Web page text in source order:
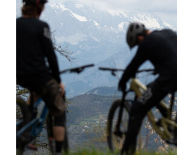
peuvent
se
servir
de
gestes
tels
que
toucher
glisser.